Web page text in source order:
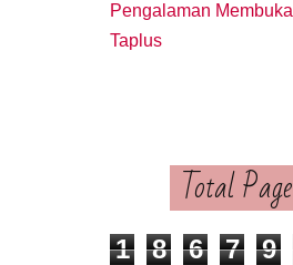
Pengalaman
Taplus
Total
1 8 6 7 9